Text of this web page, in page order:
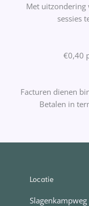
Met uitzondering
sessies
€0,40
Facturen dienen
Betalen in
Locatie
Slagenkampweg